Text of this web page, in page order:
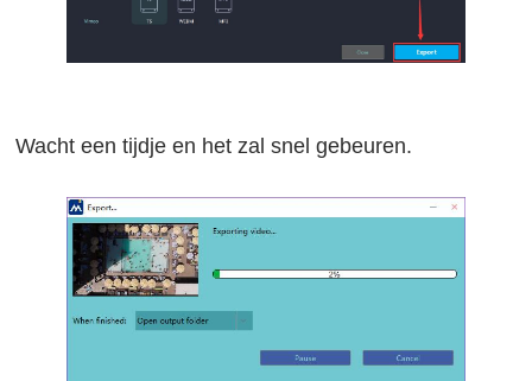
Wacht een tijdje en het zal snel gebeuren.